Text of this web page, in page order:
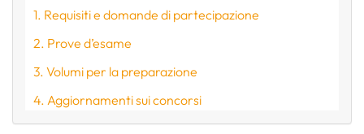
Requisiti e domande di partecipazione
Prove d’esame
Volumi per la preparazione
Aggiornamenti sui concorsi